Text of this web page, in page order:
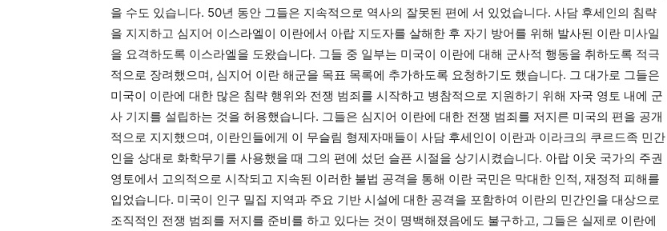
을 수도 있습니다. 50년 동안 그들은 지속적으로 역사의 잘못된 편에 서 있었습니다. 사담 후세인의 침략
을 지지하고 심지어 이스라엘이 이란에서 아랍 지도자를 살해한 후 자기 방어를 위해 발사된 이란 미사일
을 요격하도록 이스라엘을 도왔습니다. 그들 중 일부는 미국이 이란에 대해 군사적 행동을 취하도록 적극
적으로 장려했으며, 심지어 이란 해군을 목표 목록에 추가하도록 요청하기도 했습니다. 그 대가로 그들은
미국이 이란에 대한 많은 침략 행위와 전쟁 범죄를 시작하고 병참적으로 지원하기 위해 자국 영토 내에 군
사 기지를 설립하는 것을 허용했습니다. 그들은 심지어 이란에 대한 전쟁 범죄를 저지른 미국의 편을 공개
적으로 지지했으며, 이란인들에게 이 무슬림 형제자매들이 사담 후세인이 이란과 이라크의 쿠르드족 민간
인을 상대로 화학무기를 사용했을 때 그의 편에 섰던 슬픈 시절을 상기시켰습니다. 아랍 이웃 국가의 주권
영토에서 고의적으로 시작되고 지속된 이러한 불법 공격을 통해 이란 국민은 막대한 인적, 재정적 피해를
입었습니다. 미국이 인구 밀집 지역과 주요 기반 시설에 대한 공격을 포함하여 이란의 민간인을 대상으로
조직적인 전쟁 범죄를 저지를 준비를 하고 있다는 것이 명백해졌음에도 불구하고, 그들은 실제로 이란에